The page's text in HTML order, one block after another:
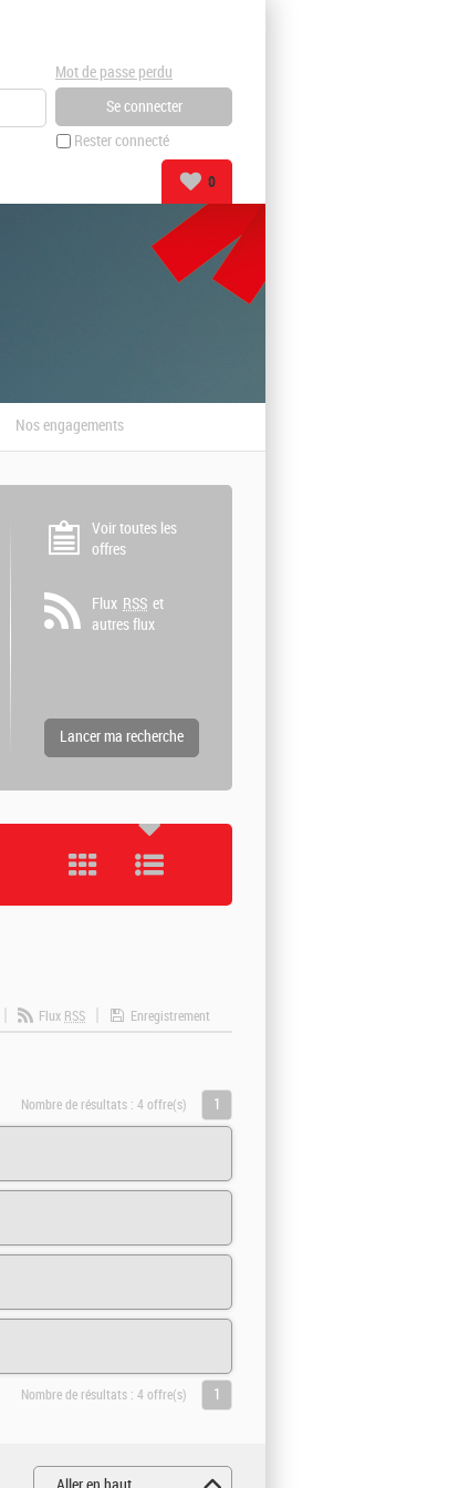
Rester connecté
Mot de passe perdu
0
Nos engagements
Voir toutes les
offres
Flux RSS et
autres flux
Flux RSS
Enregistrement
Nombre de résultats : 4 offre(s) 1
Nombre de résultats : 4 offre(s) 1